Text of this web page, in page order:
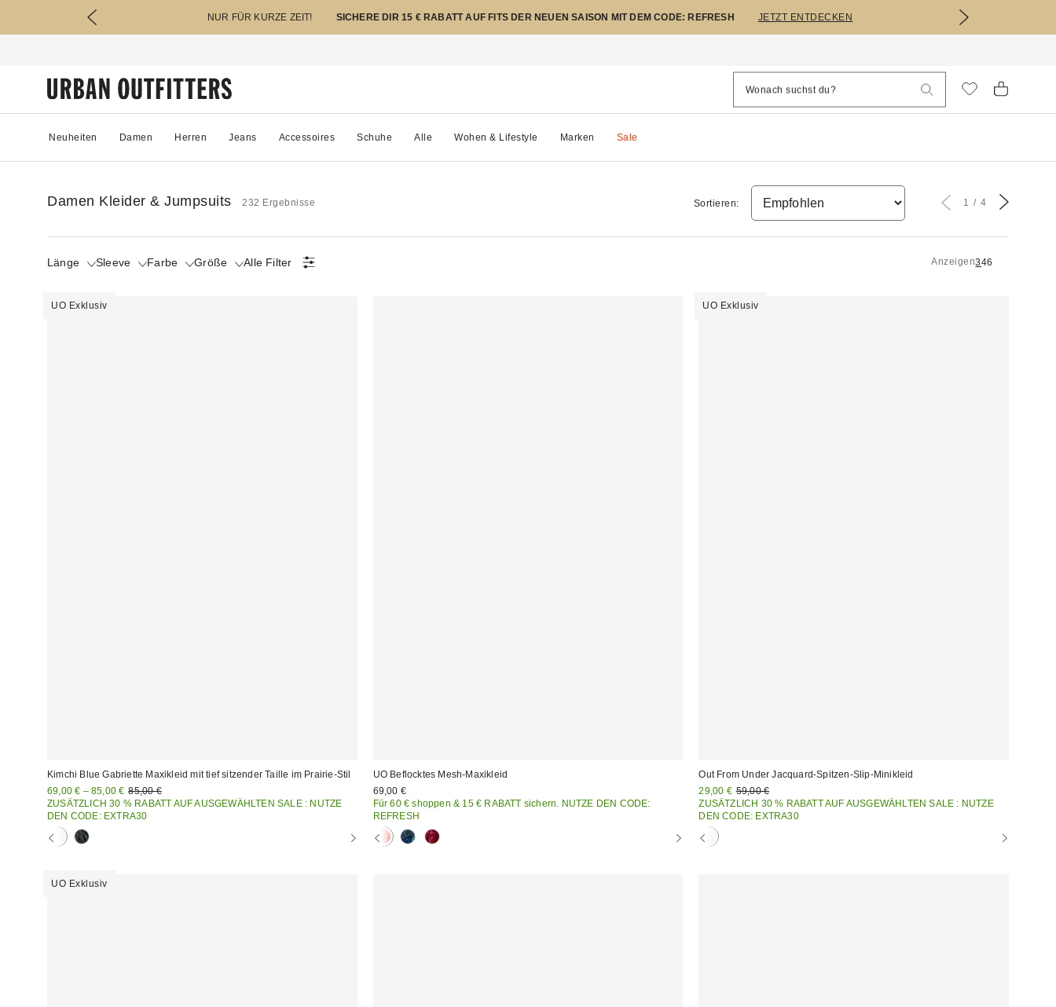
NUR FÜR KURZE ZEIT! SICHERE DIR 15 € RABATT AUF FITS DER NEUEN SAISON MIT DEM CODE: REFRESH JETZT ENTDECKEN
Neuheiten Damen Herren Jeans Accessoires Schuhe Alle Wohen & Lifestyle Marken Sale
Damen Kleider & Jumpsuits 232 Ergebnisse
Länge Sleeve Farbe Größe Alle Filter Anzeigen346
Sortieren: 1 4
UO Exklusiv
Kimchi Blue Gabriette Maxikleid mit tief sitzender Taille im Prairie-Stil
Sale
Preis:
69,00 € – 85,00 € Original
Preis:
85,00 €
ZUSÄTZLICH 30 % RABATT AUF AUSGEWÄHLTEN SALE : NUTZE
DEN CODE: EXTRA30
UO Beflocktes Mesh-Maxikleid
69,00 €
Für 60 € shoppen & 15 € RABATT sichern. NUTZE DEN CODE:
REFRESH
UO Exklusiv
Out From Under Jacquard-Spitzen-Slip-Minikleid
Sale
Preis:
29,00 € Original
Preis:
59,00 €
ZUSÄTZLICH 30 % RABATT AUF AUSGEWÄHLTEN SALE : NUTZE
DEN CODE: EXTRA30
UO Exklusiv